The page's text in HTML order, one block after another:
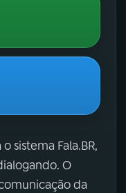
sistema Fala.BR,
O
da